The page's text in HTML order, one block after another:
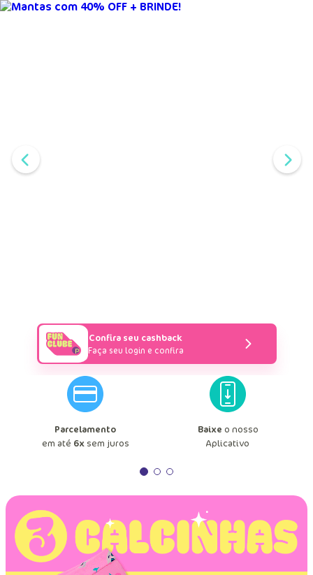
Confira seu cashback
Faça seu login e confira
Parcelamento
em até 6xsem juros
Baixe o nosso
Aplicativo